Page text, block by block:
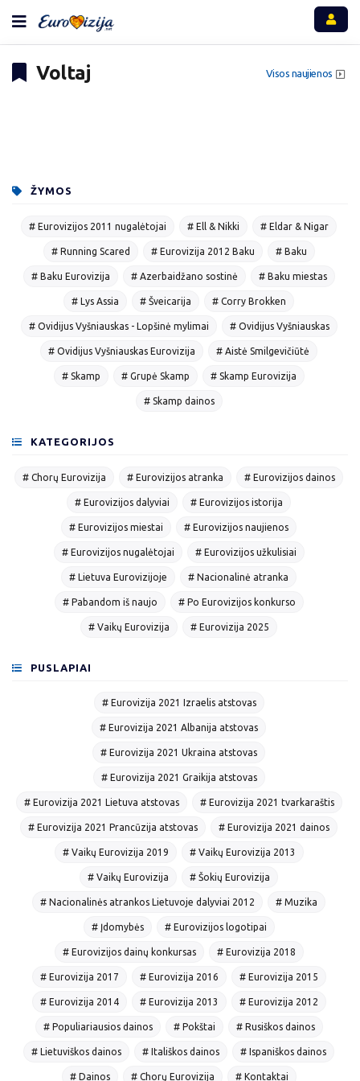
Voltaj Visos naujienos
ŽYMOS
# Eurovizijos 2011 nugalėtojai # Ell & Nikki # Eldar & Nigar
# Running Scared # Eurovizija 2012 Baku # Baku
# Baku Eurovizija # Azerbaidžano sostinė # Baku miestas
# Lys Assia # Šveicarija # Corry Brokken
# Ovidijus Vyšniauskas - Lopšinė mylimai # Ovidijus Vyšniauskas
# Ovidijus Vyšniauskas Eurovizija # Aistė Smilgevičiūtė
# Skamp # Grupė Skamp # Skamp Eurovizija
# Skamp dainos
KATEGORIJOS
# Chorų Eurovizija # Eurovizijos atranka # Eurovizijos dainos
# Eurovizijos dalyviai # Eurovizijos istorija
# Eurovizijos miestai # Eurovizijos naujienos
# Eurovizijos nugalėtojai # Eurovizijos užkulisiai
# Lietuva Eurovizijoje # Nacionalinė atranka
# Pabandom iš naujo # Po Eurovizijos konkurso
# Vaikų Eurovizija # Eurovizija 2025
PUSLAPIAI
# Eurovizija 2021 Izraelis atstovas
# Eurovizija 2021 Albanija atstovas
# Eurovizija 2021 Ukraina atstovas
# Eurovizija 2021 Graikija atstovas
# Eurovizija 2021 Lietuva atstovas # Eurovizija 2021 tvarkaraštis
# Eurovizija 2021 Prancūzija atstovas # Eurovizija 2021 dainos
# Vaikų Eurovizija 2019 # Vaikų Eurovizija 2013
# Vaikų Eurovizija # Šokių Eurovizija
# Nacionalinės atrankos Lietuvoje dalyviai 2012 # Muzika
# Įdomybės # Eurovizijos logotipai
# Eurovizijos dainų konkursas # Eurovizija 2018
# Eurovizija 2017 # Eurovizija 2016 # Eurovizija 2015
# Eurovizija 2014 # Eurovizija 2013 # Eurovizija 2012
# Populiariausios dainos # Pokštai # Rusiškos dainos
# Lietuviškos dainos # Itališkos dainos # Ispaniškos dainos
# Dainos # Chorų Eurovizija # Kontaktai